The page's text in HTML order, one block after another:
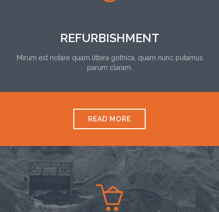
REFURBISHMENT
Mirum est notare quam littera gothica, quam nunc putamus
parum claram.
READ MORE
